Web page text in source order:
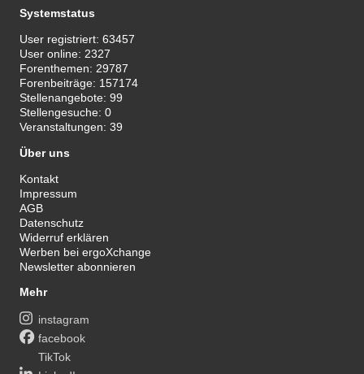
Systemstatus
User registriert:63457
User online: 2327
Forenthemen: 29787
Forenbeiträge: 157174
Stellenangebote:99
Stellengesuche:0
Veranstaltungen:39
Über uns
Kontakt
Impressum
AGB
Datenschutz
Widerruf erklären
Werben bei ergoXchange
Newsletter abonnieren
Mehr
instagram
facebook
TikTok